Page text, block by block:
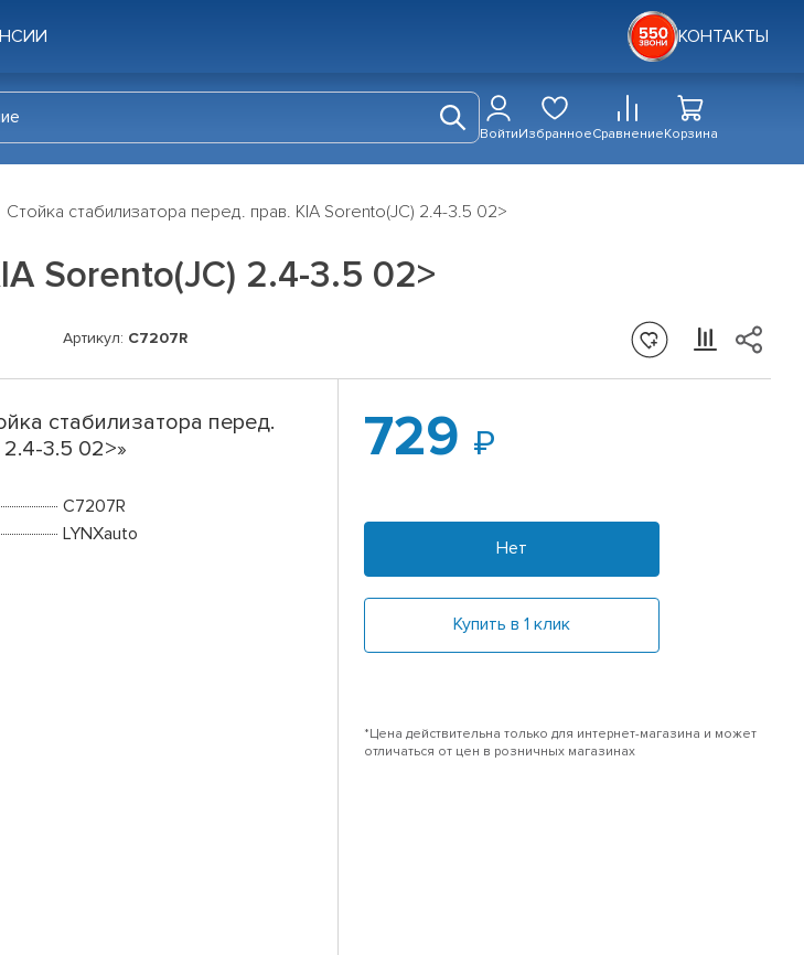
КОНТАКТЫ
ВойтиИзбранноеСравнениеКорзина
Стойка стабилизатора перед. прав. KIA Sorento(JC) 2.4-3.5 02>
Sorento(JC) 2.4-3.5 02>
Артикул: C7207R
стабилизатора перед.
2.4-3.5 02>»
C7207R
LYNXauto
729
Нет
Купить в 1 клик
*Цена действительна только для интернет-магазина и может
отличаться от цен в розничных магазинах